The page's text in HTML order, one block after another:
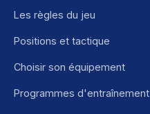
Les règles du jeu
Positions et tactique
Choisir son équipement
Programmes d'entraînement